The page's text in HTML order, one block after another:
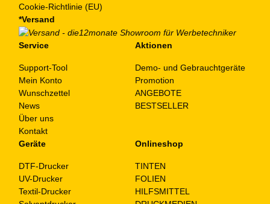
Cookie-Richtlinie (EU)
*Versand
Service
Support-Tool
Mein Konto
Wunschzettel
News
Über uns
Kontakt
Aktionen
Demo- und Gebrauchtgeräte
Promotion
ANGEBOTE
BESTSELLER
Geräte
DTF-Drucker
UV-Drucker
Textil-Drucker
Onlineshop
TINTEN
FOLIEN
HILFSMITTEL